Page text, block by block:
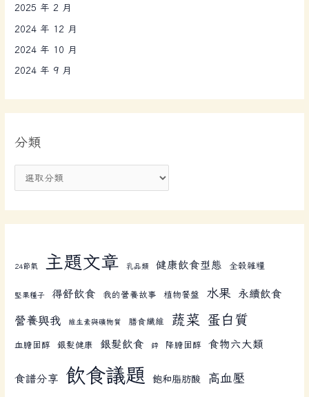
2025 年 2 月
2024 年 12 月
2024 年 10 月
2024 年 9 月
分類
24節氣 主題文章 乳品類 健康飲食型態 全榖雜糧
堅果種子 得舒飲食 我的營養故事 植物餐盤 水果 永續飲食
營養與我 維生素與礦物質 膳食纖維 蔬菜 蛋白質
血膽固醇 銀髮健康 銀髮飲食 鋅 降膽固醇 食物六大類
食譜分享 飲食議題 飽和脂肪酸 高血壓